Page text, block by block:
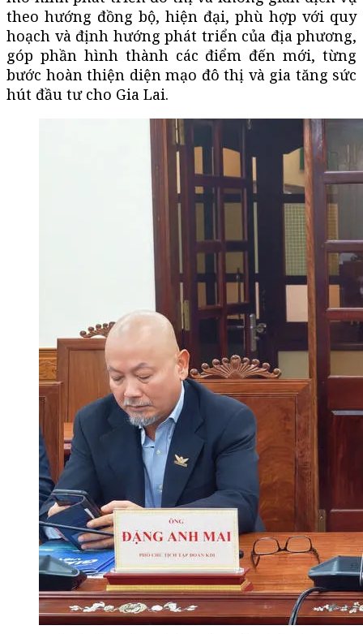
theo hướng đồng bộ, hiện đại, phù hợp với quy
hoạch và định hướng phát triển của địa phương,
góp phần hình thành các điểm đến mới, từng
bước hoàn thiện diện mạo đô thị và gia tăng sức
hút đầu tư cho Gia Lai.